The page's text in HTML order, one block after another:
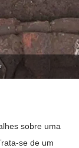
sobre uma
se de um